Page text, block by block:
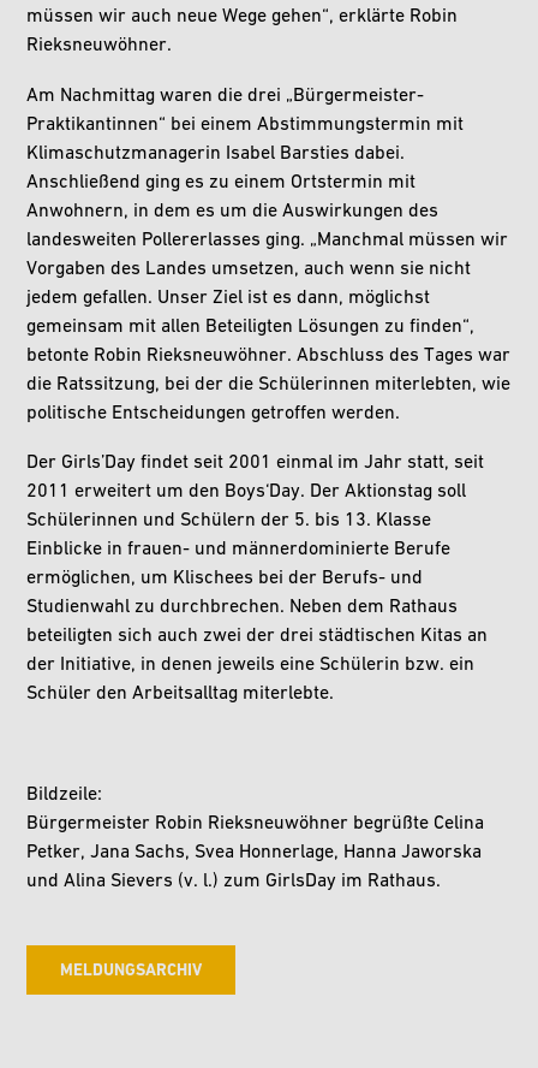
müssen wir auch neue Wege gehen“, erklärte Robin
Rieksneuwöhner.
Am Nachmittag waren die drei „Bürgermeister-
Praktikantinnen“ bei einem Abstimmungstermin mit
Klimaschutzmanagerin Isabel Barsties dabei.
Anschließend ging es zu einem Ortstermin mit
Anwohnern, in dem es um die Auswirkungen des
landesweiten Pollererlasses ging. „Manchmal müssen wir
Vorgaben des Landes umsetzen, auch wenn sie nicht
jedem gefallen. Unser Ziel ist es dann, möglichst
gemeinsam mit allen Beteiligten Lösungen zu finden“,
betonte Robin Rieksneuwöhner. Abschluss des Tages war
die Ratssitzung, bei der die Schülerinnen miterlebten, wie
politische Entscheidungen getroffen werden.
Der Girls’Day findet seit 2001 einmal im Jahr statt, seit
2011 erweitert um den Boys‘Day. Der Aktionstag soll
Schülerinnen und Schülern der 5. bis 13. Klasse
Einblicke in frauen- und männerdominierte Berufe
ermöglichen, um Klischees bei der Berufs- und
Studienwahl zu durchbrechen. Neben dem Rathaus
beteiligten sich auch zwei der drei städtischen Kitas an
der Initiative, in denen jeweils eine Schülerin bzw. ein
Schüler den Arbeitsalltag miterlebte.
Bildzeile:
Bürgermeister Robin Rieksneuwöhner begrüßte Celina
Petker, Jana Sachs, Svea Honnerlage, Hanna Jaworska
und Alina Sievers (v. l.) zum GirlsDay im Rathaus.
MELDUNGSARCHIV